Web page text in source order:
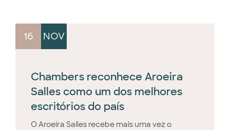
16 NOV
Chambers reconhece Aroeira
Salles como um dos melhores
escritórios do país
O Aroeira Salles recebe mais uma vez o